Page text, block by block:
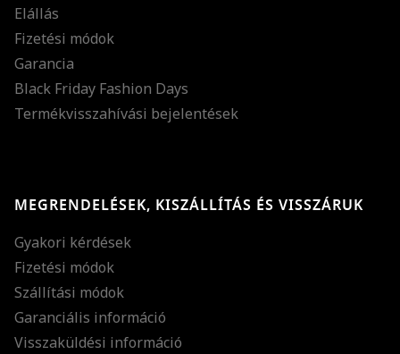
Elállás
Fizetési módok
Garancia
Black Friday Fashion Days
Termékvisszahívási bejelentések
MEGRENDELÉSEK, KISZÁLLÍTÁS ÉS VISSZÁRUK
Gyakori kérdések
Fizetési módok
Szállítási módok
Garanciális információ
Visszaküldési információ